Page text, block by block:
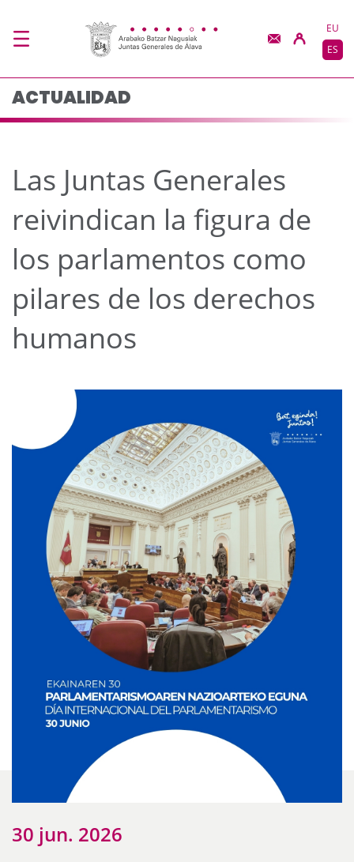
Las Juntas GeneralesEU
ES
ACTUALIDAD
Las Juntas Generales
reivindican la figura de
los parlamentos como
pilares de los derechos
humanos
30 jun. 2026